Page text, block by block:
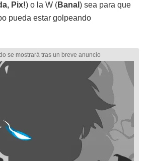
Pix!) o la W (Banal ) sea para que
pueda estar golpeando